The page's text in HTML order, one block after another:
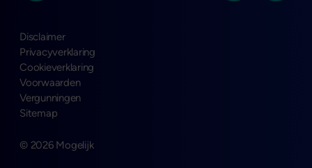
© 2026 Mogelijk
Disclaimer
Privacyverklaring
Cookieverklaring
Voorwaarden
Vergunningen
Sitemap